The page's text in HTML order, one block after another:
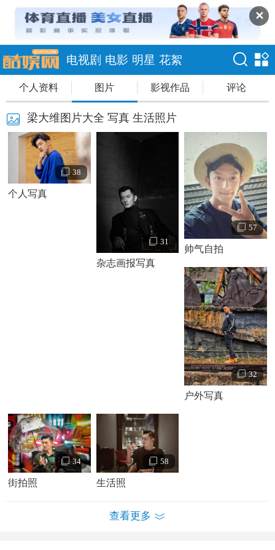
✕
电视剧 电影 明星 花絮
个人资料 图片 影视作品 评论
梁大维图片大全 写真 生活照片
38
个人写真
31
杂志画报写真
57
帅气自拍
32
户外写真
34
街拍照
58
生活照
查看更多